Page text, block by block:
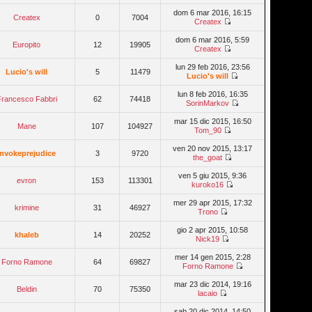
Createx 0 7004
dom 6 mar 2016, 16:15
Createx
Europito 12 19905
dom 6 mar 2016, 5:59
Createx
Lucio's will 5 11479
lun 29 feb 2016, 23:56
Lucio's will
Fabbri 62 74418
lun 8 feb 2016, 16:35
SorinMarkov
Mane 107 104927
mar 15 dic 2015, 16:50
Tom_90
3 9720
ven 20 nov 2015, 13:17
the_goat
evron 153 113301
ven 5 giu 2015, 9:36
kuroko16
krimine 31 46927
mer 29 apr 2015, 17:32
Trono
khaleb 14 20252
gio 2 apr 2015, 10:58
Nick19
Forno Ramone 64 69827
mer 14 gen 2015, 2:28
Forno Ramone
Beldin 70 75350
mar 23 dic 2014, 19:16
lacaio